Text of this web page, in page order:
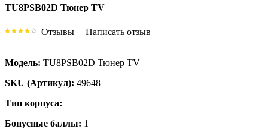
TU8PSB02D Тюнер TV
Отзывы | Написать отзыв
Модель: TU8PSB02D Тюнер TV
SKU (Артикул): 49648
Тип корпуса:
Бонусные баллы: 1